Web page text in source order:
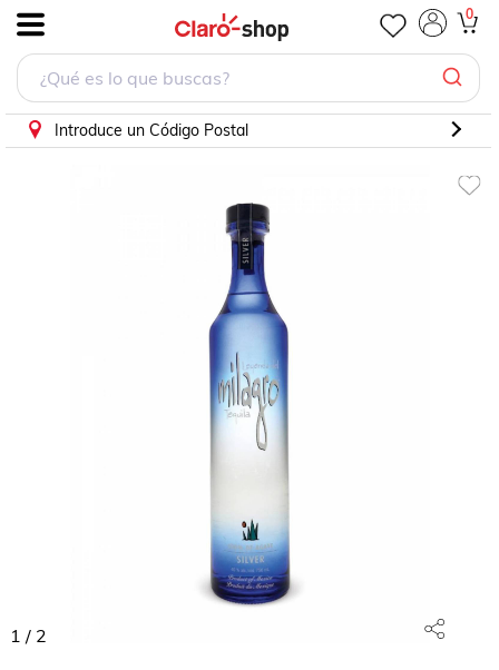
0
Introduce un Código Postal
1 / 2
Pack de 2 Tequila Milagro Blanco 750 ml